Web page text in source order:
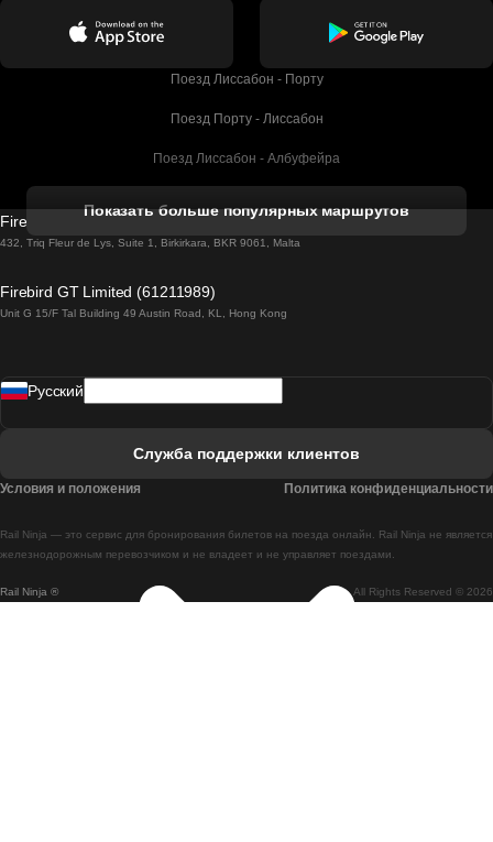
Поезд Лиссабон - Порту
Поезд Порту - Лиссабон
Поезд Лиссабон - Албуфейра
Поезд Лиссабон - Лагос
Поезд Лиссабон - Мадрид
Поезд Лиссабон - Брага
Поезд Брага - Лиссабон
Показать больше популярных маршрутов
Firebird GT Limited (OC 1451)
432, Triq Fleur de Lys, Suite 1, Birkirkara, BKR 9061, Malta
Firebird GT Limited (61211989)
Unit G 15/F Tal Building 49 Austin Road, KL, Hong Kong
Rail Ninja ® All Rights Reserved © 2026
Rail Ninja — это сервис для бронирования билетов на поезда онлайн. Rail Ninja не является
железнодорожным перевозчиком и не владеет и не управляет поездами.
Pусский
Служба поддержки клиентов
Условия и положения Политика конфиденциальности